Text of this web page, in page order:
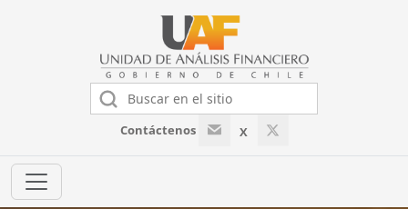
Contáctenos X